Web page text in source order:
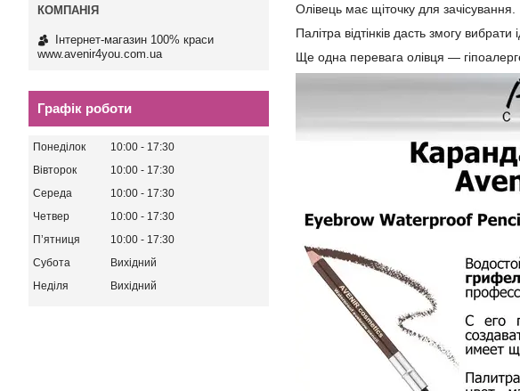
Олівець має щіточку для зачісування.
Палітра відтінків дасть змогу
Ще одна перевага олівця —
Інтернет-магазин 100% краси
www.avenir4you.com.ua
Графік роботи
Понеділок 10:00
17:30
Вівторок
10:00
17:30
Середа
10:00
17:30
Четвер
10:00
17:30
Пʼятниця
10:00
17:30
Субота
Вихідний
Неділя
Вихідний